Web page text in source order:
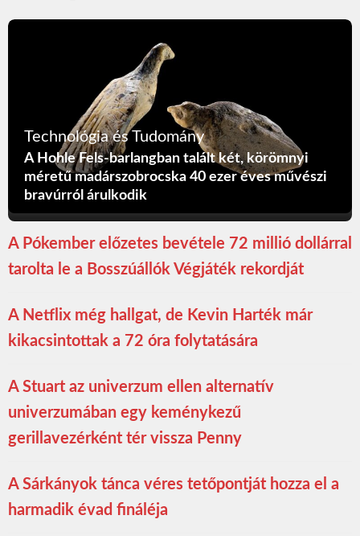
Technológia és Tudomány
A Hohle Fels-barlangban talált két, körömnyi
méretű madárszobrocska 40 ezer éves művészi
bravúrról árulkodik
A Pókember előzetes bevétele 72 millió dollárral
tarolta le a Bosszúállók Végjáték rekordját
A Netflix még hallgat, de Kevin Harték már
kikacsintottak a 72 óra folytatására
A Stuart az univerzum ellen alternatív
univerzumában egy keménykezű
gerillavezérként tér vissza Penny
A Sárkányok tánca véres tetőpontját hozza el a
harmadik évad fináléja